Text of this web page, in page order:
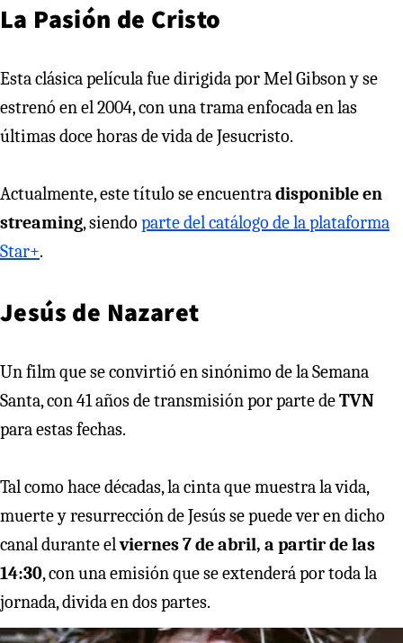
La Pasión de Cristo
Esta clásica película fue dirigida por Mel Gibson y se
estrenó en el 2004, con una trama enfocada en las
últimas doce horas de vida de Jesucristo.
Actualmente, este título se encuentradisponible en
streaming, siendo parte del catálogo de la plataforma
Star+.
Jesús de Nazaret
Un film que se convirtió en sinónimo de la Semana
Santa, con 41 años de transmisión por parte deTVN
para estas fechas.
Tal como hace décadas, la cinta que muestra la vida,
muerte y resurrección de Jesús se puede ver en dicho
canal durante elviernes 7 de abril, a partir de las
14:30, con una emisión que se extenderá por toda la
jornada, divida en dos partes.